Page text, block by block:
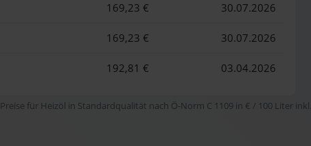
169,23 € 30.07.2026
169,23 € 30.07.2026
192,81 € 03.04.2026
Preise für Heizöl in Standardqualität nach Ö-Norm C 1109 in € / 100 Liter